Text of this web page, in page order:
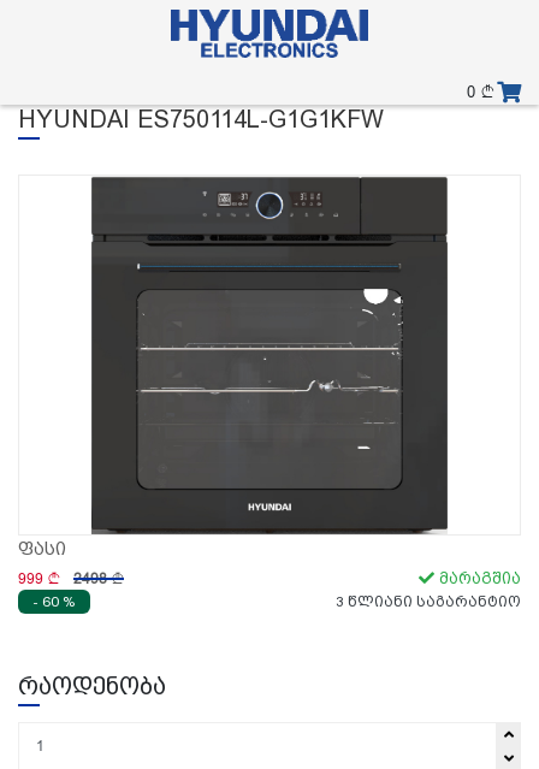
0
HYUNDAI ES750114L-G1G1KFW
ფასი
999 2498 მარაგშია
- 60 % 3 წლიანი საგარანტიო
რაოდენობა